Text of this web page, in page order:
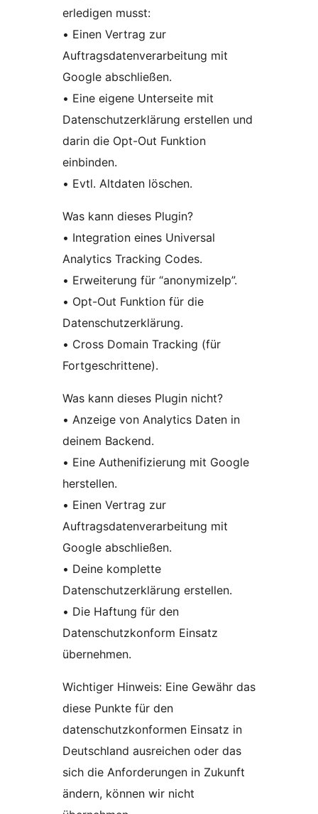
erledigen musst:
• Einen Vertrag zur
Auftragsdatenverarbeitung mit
Google abschließen.
• Eine eigene Unterseite mit
Datenschutzerklärung erstellen und
darin die Opt-Out Funktion
einbinden.
• Evtl. Altdaten löschen.
Was kann dieses Plugin?
• Integration eines Universal
Analytics Tracking Codes.
• Erweiterung für “anonymizeIp”.
• Opt-Out Funktion für die
Datenschutzerklärung.
• Cross Domain Tracking (für
Fortgeschrittene).
Was kann dieses Plugin nicht?
• Anzeige von Analytics Daten in
deinem Backend.
• Eine Authenifizierung mit Google
herstellen.
• Einen Vertrag zur
Auftragsdatenverarbeitung mit
Google abschließen.
• Deine komplette
Datenschutzerklärung erstellen.
• Die Haftung für den
Datenschutzkonform Einsatz
übernehmen.
Wichtiger Hinweis: Eine Gewähr das
diese Punkte für den
datenschutzkonformen Einsatz in
Deutschland ausreichen oder das
sich die Anforderungen in Zukunft
ändern, können wir nicht